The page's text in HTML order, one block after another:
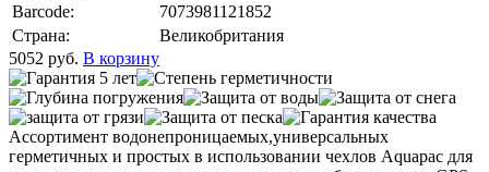
Barcode:
7073981121852
Страна:
Великобритания
5052 руб. В корзину
Ассортимент водонепроницаемых,универсальных
герметичных и простых в использовании чехлов Aquapac для